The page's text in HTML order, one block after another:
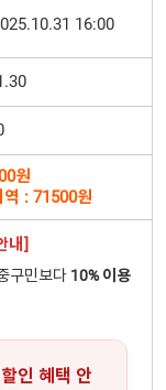
16:00
원
: 71500원
내]
구민보다 10% 이용
인 혜택 안